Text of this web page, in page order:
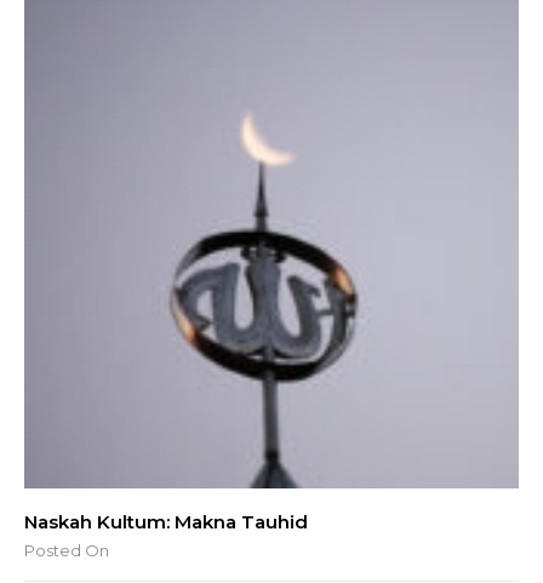
Naskah Kultum: Makna Tauhid
Posted On